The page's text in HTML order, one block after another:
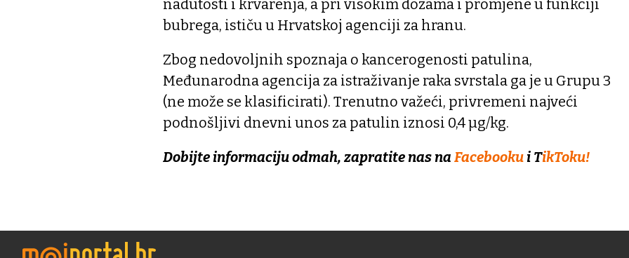
nadutosti i krvarenja, a pri visokim dozama i promjene u funkciji
bubrega, ističu u Hrvatskoj agenciji za hranu.
Zbog nedovoljnih spoznaja o kancerogenosti patulina,
Međunarodna agencija za istraživanje raka svrstala ga je u Grupu 3
(ne može se klasificirati). Trenutno važeći, privremeni najveći
podnošljivi dnevni unos za patulin iznosi 0,4 µg/kg.
Dobijte informaciju odmah, zapratite nas na Facebooku i TikToku!